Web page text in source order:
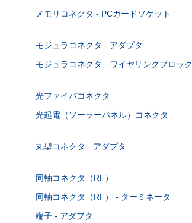
メモリコネクタ - PCカードソケット
モジュラコネクタ - アダプタ
モジュラコネクタ - ワイヤリングブロック
光ファイバコネクタ
光起電（ソーラーパネル）コネクタ
丸型コネクタ - アダプタ
同軸コネクタ（RF）
同軸コネクタ（RF） - ターミネータ
端子 - アダプタ